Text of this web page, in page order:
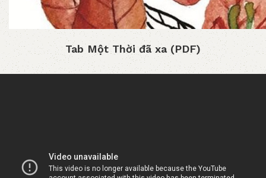
Tab Một Thời đã xa (PDF)